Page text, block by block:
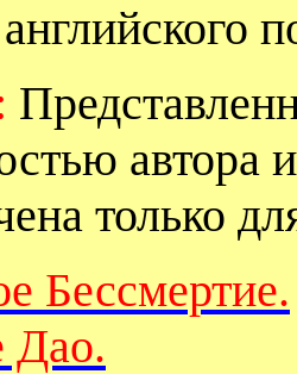
автора и
только
Бессмертие.
Дао.